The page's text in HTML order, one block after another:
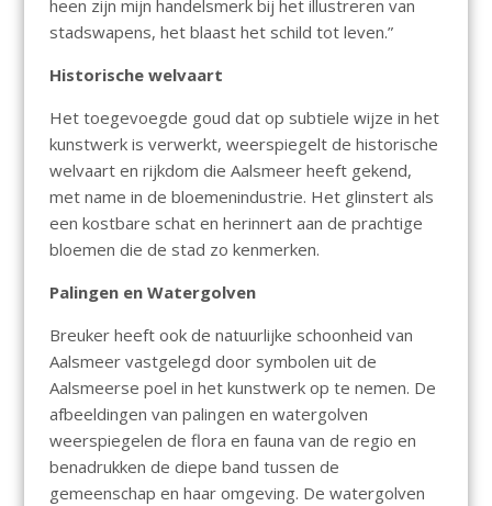
heen zijn mijn handelsmerk bij het illustreren van
stadswapens, het blaast het schild tot leven.”
Historische welvaart
Het toegevoegde goud dat op subtiele wijze in het
kunstwerk is verwerkt, weerspiegelt de historische
welvaart en rijkdom die Aalsmeer heeft gekend,
met name in de bloemenindustrie. Het glinstert als
een kostbare schat en herinnert aan de prachtige
bloemen die de stad zo kenmerken.
Palingen en Watergolven
Breuker heeft ook de natuurlijke schoonheid van
Aalsmeer vastgelegd door symbolen uit de
Aalsmeerse poel in het kunstwerk op te nemen. De
afbeeldingen van palingen en watergolven
weerspiegelen de flora en fauna van de regio en
benadrukken de diepe band tussen de
gemeenschap en haar omgeving. De watergolven